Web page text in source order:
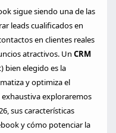
sigue siendo una de las
leads cualificados en
en clientes reales
atractivos. Un CRM
bien elegido es la
y optimiza el
exploraremos
sus características
y cómo potenciar la